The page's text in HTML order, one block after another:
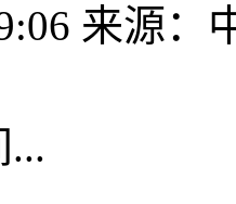
来源：
...